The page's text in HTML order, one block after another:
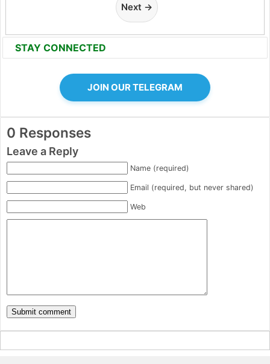
Next →
STAY CONNECTED
JOIN OUR TELEGRAM
0 Responses
Leave a Reply
Name (required)
Email (required, but never shared)
Web